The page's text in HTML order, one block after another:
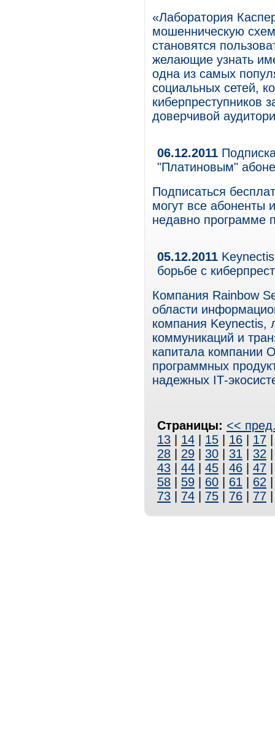
«Лаборатория
мошенническую
становятся
желающие узнать
одна из самых
социальных сетей,
киберпреступников
доверчивой
06.12.2011
"Платиновым"
Подписаться
могут все абоненты
недавно программе
05.12.2011
борьбе с
Компания Rainbow
области
компания Keynectis,
коммуникаций и
капитала компании
программных
надежных IТ-
Страницы: <<
13
14 15 16 17
28
29 30 31 32
43
44 45 46 47
58
59 60 61 62
73
74 75 76 77